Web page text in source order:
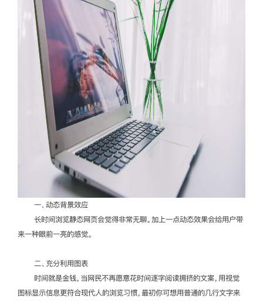
一、动态背景效应
长时间浏览静态网页会觉得非常无聊。加上一点动态效果会给用户带
来一种眼前一亮的感觉。
二、充分利用图表
时间就是金钱，当网民不再愿意花时间逐字阅读拥挤的文案，用视觉
图标显示信息更符合现代人的浏览习惯，最初你可想用普通的几行文字来